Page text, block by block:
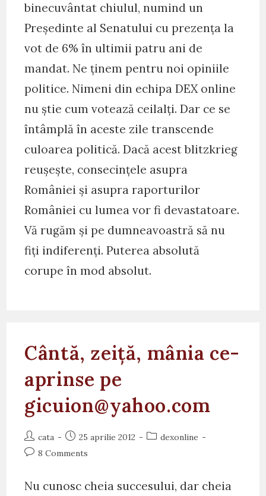
binecuvântat chiulul, numind un
Președinte al Senatului cu prezența la
vot de 6% în ultimii patru ani de
mandat. Ne ținem pentru noi opiniile
politice. Nimeni din echipa DEX online
nu știe cum votează ceilalți. Dar ce se
întâmplă în aceste zile transcende
culoarea politică. Dacă acest blitzkrieg
reușește, consecințele asupra
României și asupra raporturilor
României cu lumea vor fi devastatoare.
Vă rugăm și pe dumneavoastră să nu
fiți indiferenți. Puterea absolută
corupe în mod absolut.
Cântă, zeiță, mânia ce-
aprinse pe
gicuion@yahoo.com
Post
author:
cata
Post
published:
25 aprilie 2012
Postdexonline
Post8 Comments
Nu cunosc cheia succesului, dar cheia